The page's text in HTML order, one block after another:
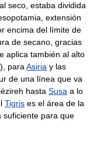
seco, estaba dividida
extensión
encima del límite de
de secano, gracias
aplica también al alto
), paraAsiria y las
de una línea que va
hasta Susa a lo
Tigris es el área de la
suficiente para que